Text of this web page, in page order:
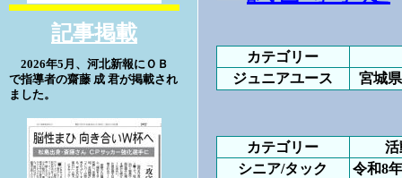
記事掲載
2026年5月、河北新報にＯＢ
で指導者の齋藤 成 君が掲載され
ました。
カテゴリー
ジュニアユース
宮城
カテゴリー
活
シニア/タック
令和8